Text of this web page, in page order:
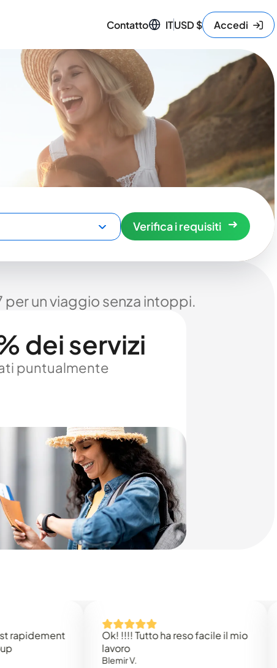
Contatto ITUSD$ Accedi
Verifica i requisiti
un viaggio senza intoppi.
dei servizi
puntualmente
Ok! !!!! Tutto ha reso facile il mio